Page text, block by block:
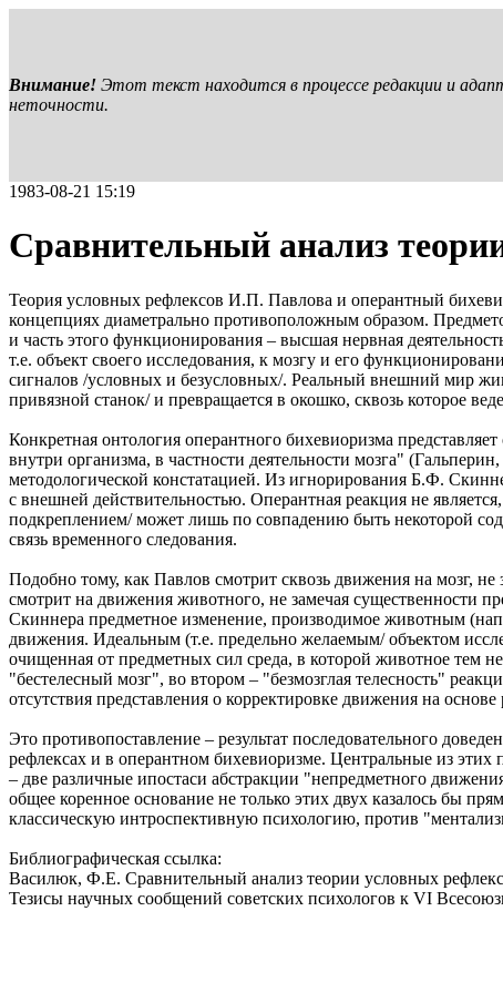
Внимание! Этот текст находится в процессе редакции и
неточности.
1983-08-21 15:19
Сравнительный анализ
Теория условных рефлексов И.П. Павлова и оперантный
концепциях диаметрально противоположным образом.
и часть этого функционирования – высшая нервная
т.е. объект своего исследования, к мозгу и его
сигналов /условных и безусловных/. Реальный внешний мир
привязной станок/ и превращается в окошко, сквозь которое
Конкретная онтология оперантного бихевиоризма
внутри организма, в частности деятельности мозга"
методологической констатацией. Из игнорирования Б.Ф.
с внешней действительностью. Оперантная реакция не
подкреплением/ может лишь по совпадению быть некоторой
связь временного следования.
Подобно тому, как Павлов смотрит сквозь движения на мозг,
смотрит на движения животного, не замечая существенности
Скиннера предметное изменение, производимое животным
движения. Идеальным (т.е. предельно желаемым/ объектом
очищенная от предметных сил среда, в которой животное тем
"бестелесный мозг", во втором – "безмозглая телесность"
отсутствия представления о корректировке движения на
Это противопоставление – результат последовательного
рефлексах и в оперантном бихевиоризме. Центральные из
– две различные ипостаси абстракции "непредметного
общее коренное основание не только этих двух казалось бы
классическую интроспективную психологию, против
Библиографическая ссылка:
Василюк, Ф.Е. Сравнительный анализ теории условных
Тезисы научных сообщений советских психологов к VI